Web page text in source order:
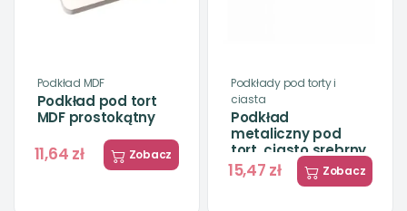
Podkład MDF
Podkład pod tort
MDF prostokątny
11,64 zł Zobacz
Podkłady pod torty i
ciasta
Podkład
metaliczny pod
tort, ciasto srebrny
- Decora
15,47 zł Zobacz